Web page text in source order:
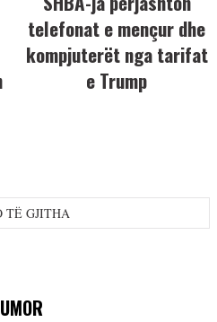
telefonat e mençur dhe
kompjuterët nga tarifat
e Trump
TË GJITHA